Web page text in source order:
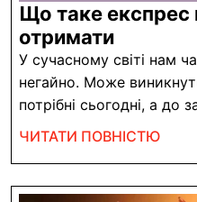
Що таке експрес
отриматиЩо
таке
експрес
кредит
і
У сучасному світі нам
негайно. Може
потрібні сьогодні, а до
ЧИТАТИ ПОВНІСТЮ